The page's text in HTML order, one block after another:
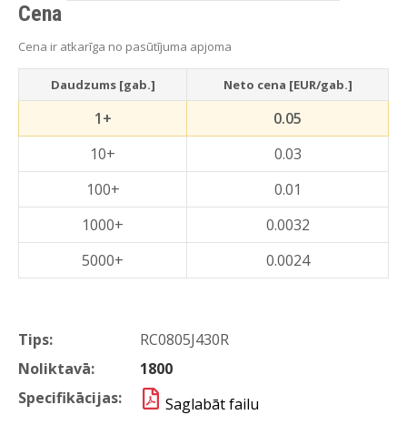
Tips:
RC0805J430R
Noliktavā:
1800
Specifikācijas:
Saglabāt failu
Cena
Cena ir atkarīga no pasūtījuma apjoma
Daudzums [gab.] Neto cena [EUR/gab.]
1+
0.05
10+
0.03
100+
0.01
1000+
0.0032
5000+
0.0024